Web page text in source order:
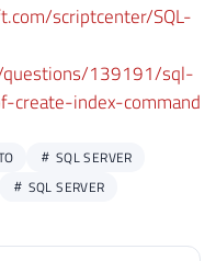
, 2), ((
] /
scriptcenter/SQL-
questions/139191/sql-
index-command
SQL SERVER
SQL SERVER